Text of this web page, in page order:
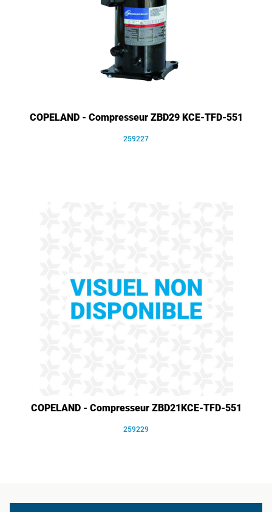
COPELAND - Compresseur ZBD29 KCE-TFD-551
259227
COPELAND - Compresseur ZBD21KCE-TFD-551
259229